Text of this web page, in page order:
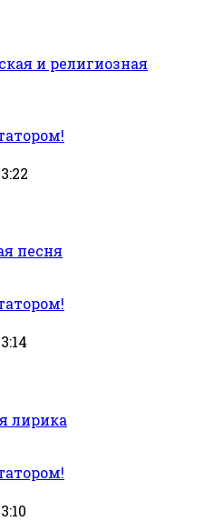
и религиозная
песня
лирика